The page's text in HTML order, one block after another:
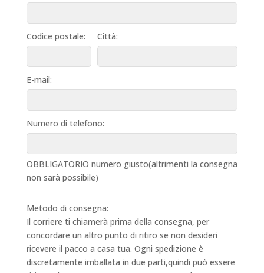
Codice postale: Città:
E-mail:
Numero di telefono:
OBBLIGATORIO numero giusto(altrimenti la consegna
non sarà possibile)
Metodo di consegna:
Il corriere ti chiamerà prima della consegna, per
concordare un altro punto di ritiro se non desideri
ricevere il pacco a casa tua. Ogni spedizione è
discretamente imballata in due parti,quindi può essere